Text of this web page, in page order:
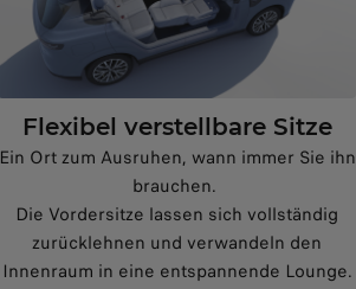
Flexibel verstellbare Sitze
Ein Ort zum Ausruhen, wann immer Sie ihn
brauchen.
Die Vordersitze lassen sich vollständig
zurücklehnen und verwandeln den
Innenraum in eine entspannende Lounge.